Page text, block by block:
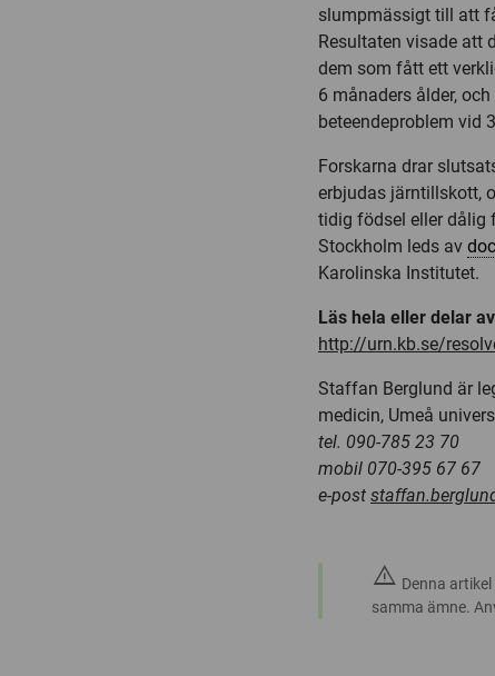
slumpmässigt till att
Resultaten visade att
dem som fått ett
6 månaders ålder,
beteendeproblem vid
Forskarna drar
erbjudas järntillskott,
tidig födsel eller dålig
Stockholm leds av
Karolinska Institutet.
Läs hela eller delar
http://urn.kb.se/
Staffan Berglund är
medicin, Umeå
tel. 090-785 23 70
mobil 070-395 67 67
e-post
warning Denna
samma ämne.